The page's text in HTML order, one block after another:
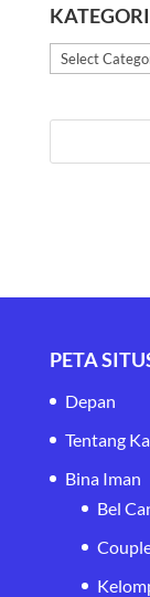
KATEGORI
Kategori
PETA
Depan
Tentang
Bina Iman
Bel